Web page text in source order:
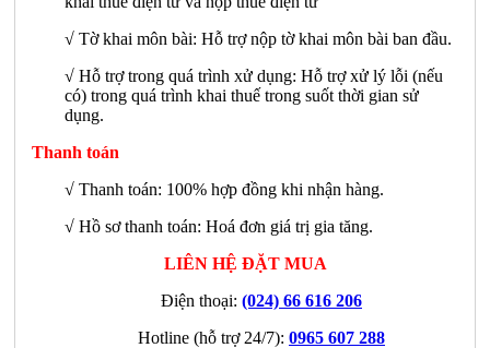
√ Tờ khai môn bài: Hỗ trợ nộp tờ khai môn bài ban đầu.
√ Hỗ trợ trong quá trình xử dụng: Hỗ trợ xử lý lỗi (nếu
có) trong quá trình khai thuế trong suốt thời gian sử
dụng.
Thanh toán
√ Thanh toán: 100% hợp đồng khi nhận hàng.
√ Hồ sơ thanh toán: Hoá đơn giá trị gia tăng.
LIÊN HỆ ĐẶT MUA
Điện thoại: (024) 66 616 206
Hotline (hỗ trợ 24/7): 0965 607 288